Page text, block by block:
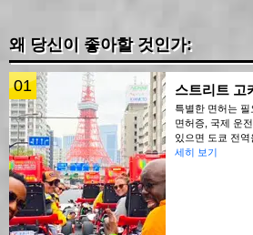
왜 당신이 좋아할 것인가:
01 스트리트 고
특별한 면허는 필
면허증, 국제 운
있으면 도쿄 전
세히 보기